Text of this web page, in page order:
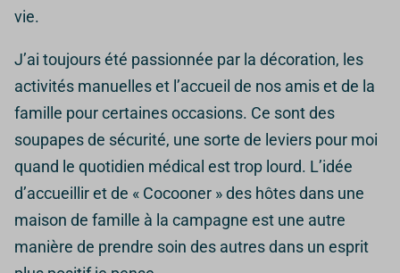
vie.
J’ai toujours été passionnée par la décoration, les
activités manuelles et l’accueil de nos amis et de la
famille pour certaines occasions. Ce sont des
soupapes de sécurité, une sorte de leviers pour moi
quand le quotidien médical est trop lourd. L’idée
d’accueillir et de « Cocooner » des hôtes dans une
maison de famille à la campagne est une autre
manière de prendre soin des autres dans un esprit